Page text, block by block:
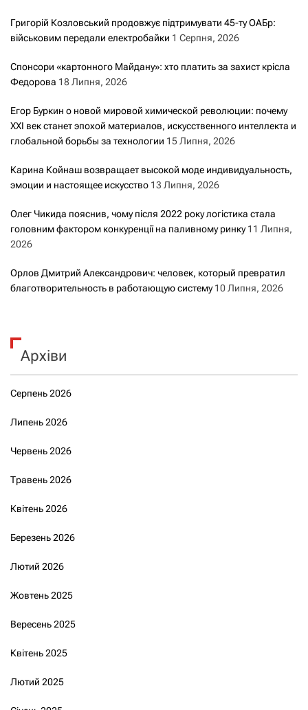
Григорій Козловський продовжує підтримувати 45-ту ОАБр:
військовим передали електробайки 1 Серпня, 2026
Спонсори «картонного Майдану»: хто платить за захист крісла
Федорова 18 Липня, 2026
Егор Буркин о новой мировой химической революции: почему
XXI век станет эпохой материалов, искусственного интеллекта и
глобальной борьбы за технологии 15 Липня, 2026
Карина Койнаш возвращает высокой моде индивидуальность,
эмоции и настоящее искусство 13 Липня, 2026
Олег Чикида пояснив, чому після 2022 року логістика стала
головним фактором конкуренції на паливному ринку 11 Липня,
2026
Орлов Дмитрий Александрович: человек, который превратил
благотворительность в работающую систему 10 Липня, 2026
Архіви
Серпень 2026
Липень 2026
Червень 2026
Травень 2026
Квітень 2026
Березень 2026
Лютий 2026
Жовтень 2025
Вересень 2025
Квітень 2025
Лютий 2025